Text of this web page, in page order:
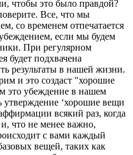
чтобы это было правдой?
Все, что мы
со временем отпечатается
если мы будем
При регулярном
будет подхвачена
результаты в нашей жизни.
и это создаст "хорошие
это убеждение в нашем
утверждение ‘хорошие вещи
всякий раз, когда
что не менее важно,
с вами каждый
вещей, таких как